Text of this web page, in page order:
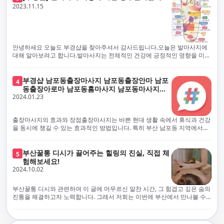
체보다는 부경샵과 같이 안전과 고객 편의를 최우선으로 생각하는 업체를
선택하는 것이 중요합니다.부산에서 러시아 홈케어를 전문으로 하는 부경샵
은, 항상 후불제로 운영하면서 청결과 안전을 가장 중요하게 여깁니다. 부산
에서 진정으로 즐거운 부산 러시아 홈케어 경험을 해보시길 바랍니다. 그렇
죠, 부경샵은 선입금을 요구하지 않아요. 부산 러시아 홈케어를 선택하기 전
에, 주의해야 할 사항들을 반드시 확인해 보세요. 선입금 관련 사기에는 항상
조심해야 합니다. 070으로 시작하는 인터넷 전화나 텔레그램 같은 메시지
앱에만 의존하는 업체는 특히 더 조심해 주세요. 이런 경우, 선입금을 하지
부경샵은 부산 출장 후불제 서비스를 모범적으로 운영하고 있으며, 명성을
악용하는 사기 업체로부터 발생할 수 있는 모든 부정행위와 간접적인 피해
를 방지하기 위해 노력하고 있어요. 만약 부경샵 을 사칭하며 선불 결제를 요
구하는 마사지 서비스를 발견하신다면, 그런 곳은 피하시고 저희에게 알려
주세요.부경샵에서는 모든 서비스가 관리사가 도착한 후에 결제하는 걸 기
본으로 해요. 부경샵은 부산에서 부산 러시아 홈케어를 전문으로 하며,
100% 후불제를 거래의 기본으로 삼고 있어요. 왜 부경샵이 특별한지 궁금하
시죠? 여기서만 느낄 수 있는 특별한 경험을 소개합니다! 부경샵과 함께라면
험을 제공해요. 준비하신 모든 것에 놀랄 준비를 하세요. 부경샵은 오랜 시간
동안 지역에서 최고의 출장업체가 되겠다는 하나의 신념으로 노력해 왔어
요.부경샵의 전통적인 서비스로, 단 한 순간도 낭비하지 않고 쌓인 피로를 풀
어드릴 거예요. 비가 오든 눈이 오든, 어디에 계시든 부경샵이 찾아가 도와드
릴게요. 부경샵의 서비스는 부산의 모든 곳, 집이든 모텔이든 호텔이든 오피
스텔이든 아파트든, 여러분을 위해 준비되어 있어요.부경샵 지역에서 가장
멀리까지 다니며, 편리함을 최우선으로 생각해요. 빠르고 효율적인 운영 시
게 조절되어, 진정한 에너지 회복을 경험하실 수 있어요.부경샵은 부산에서
전문적으로 훈련된 관리사를 다수 보유하고 있음을 자랑스럽게 여깁니다.
현대 사회의 불확실성 속에서, 부경샵은 안전을 최우선으로 여기며, 이를 위
해 100% 후불제 시행은 물론, 코로나19 상황에서도 관리사들의 건강 진단
업체에 대해서는 경계하는 것이 중요합니다. 부경샵의 접근 방식과 정책은
인천에서의 안전하고 신뢰할 수 있는 고품질 마사지 경험을 집앞에서 제공
하기 위해 고안되었습니다. 부경샵은 부산 일본인 홈케어 서비스를 전문으
로 하며, 항상 고객님의 편의와 안전을 최우선으로 고려하여 후불제 시스템
거운 마사지 경험을 보장합니다. 부경샵의 서비스는 선입금 없이 이용 가능
한 부산 일본인 홈케어로, 선입금 요구 없이 서비스를 제공함으로써 고객님
의 신뢰를 최우선으로 합니다. 이용 전 주의사항을 꼼꼼히 확인하시고, 선입
금 사기로부터 자신을 보호하는 것이 중요합니다. 부산 일본인 홈케어 서비
스를 찾으실 때는 070으로 시작하는 인터넷 전화번호나 텔레그램과 같은 메
시징 플랫폼만을 이용하는 업체에 주의해야 합니다. 이러한 서비스는 선지
급 없이 이용할 수 있어야 하며, 부경샵은 이러한 걱정 없이 안전하고 신뢰할
수 있는 서비스를 제공합니다. 부경샵은 부산 일본인 홈케어 후불제의 모범
적인 피해가 발생하지 않도록 지속적으로 노력하고 있습니다. 부경샵을 사
칭하여 선불 결제를 요구하는 마사지 서비스에 대해서는 각별한 주의가 필
요합니다. '부경샵'은 관리사의 도착 이후에 결제가 이루어지는 후불제를
기본 원칙으로 하는 부산 일본인 홈케어 전문 업체입니다. 이 운영 방식은 고
객님의 신뢰를 최우선으로 여기며, 모든 코스에서 100% 후불제를 시행하고
있습니다. 왜 부경샵이 부산에서 특별한지, 그 이유를 알려드리겠습니다.
여기서는 단순한 부산 일본인 홈케어 서비스를 넘어서, 비교 불가한 경험을
러분을 기다리고 있으니, 준비되셨나요? 부경샵은 오랜 시간 동안 지역 최
2023.11.15
안녕하세요 오늘도 부경샵을 찾아주셔서 감사드립니다.오늘은 발마사지에
대해 알아보려고 합니다.발마사지는 전체적인 건강에 긍정적인 영향을 미칠
명하겠습니다.근육 이완과 피로 완화: 발마사지는 발 아치, 발가락, 발등 등
에 위치한 다양한 근육을 이완시키는 효과가 있습니다. 일상적인 활동이나
장시간의 서있는 자세로 인해 긴장된 발 근육을 느슨하게 만들어주어 편안
함을 제공합니다. 이는 근육의 유연성을 향상시키고 근육의 혈액순환을 촉
진하는 데 도움이 됩니다.혈액순환 개선: 발마사지는 혈액순환을 촉진하는
데 기여합니다. 마사지로 근육과 혈관이 이완되면 혈액이 더 원활하게 흐르
게 되어 세포와 조직에 산소와 영양소가 빠르게 공급됩니다. 이는 세포의 기
장된 근육과 신경을 완화시켜 스트레스를 감소시킵니다. 발에는 다양한 신
경과 결절이 모여있어, 발마사지를 통해 이를 자극함으로써 정신적인 편안
함을 제공하는데 도움이 됩니다. 이는 스트레스 호르몬의 감소와 함께 심신
의 안정을 촉진합니다.면역 시스템 강화: 정기적인 발마사지는 면역 시스템
의 활동을 촉진하여 감염 및 질병에 대한 저항력을 향상시킬 수 있습니다. 마
사지는 림프순환을 촉진하고 세포 배출물을 제거함으로써 면역 시스템을 지
원합니다.숙면 유도: 발마사지는 긴장된 근육과 신경을 완화시켜 수면에 도
4 부경샵 남포동출장마사지 남포동출장안마 남포
동출장아로마 남포동홈마사지 남포동마사지출
장
2024.01.23
출장마사지의 효과와 장점출장마사지는 바쁜 현대 생활 속에서 휴식과 건강
을 동시에 챙길 수 있는 효과적인 방법입니다. 특히 부산 남포동 지역에서
와 신체적, 정신적 피로를 효과적으로 완화합니다. 전문 마사지사의 숙련된
손길은 긴장된 근육을 이완시키고, 스트레스 호르몬 수치를 감소시켜 마음
의 안정을 가져다 줍니다. 이는 일상의 업무 효율성을 높이고, 전반적인 삶의
질을 향상시키는 데 기여합니다.근육 이완과 유연성 향상:꾸준한 출장마사
지는 근육의 긴장과 경직을 해소하고 유연성을 향상시킵니다. 이는 운동 성
능을 개선하고, 근골격계 문제 및 부상 예방에 도움이 됩니다. 또한, 규칙적
인 마사지는 자세 개선에도 긍정적인 영향을 미칩니다.혈액 순환 촉진과 신
촉진합니다. 이는 신진대사를 활성화하고, 독소 배출을 돕습니다. 결과적으
5 부산꿀통 디시가 끌어주는 힐링의 진실, 직접 체
험해보세요!
2024.10.02
부산꿀통 디시와 관련하여 이 글에 머무르신 알찬 시간, 그 힘겹고 깊은 숨의
진통을 해결하고자 노력합니다. 그래서 저희는 이번에 부산에서 만나볼 수
그 해결책을 찾는 것이 어려운 상황을 맞이하는 경우가 많습니다. 부산꿀통